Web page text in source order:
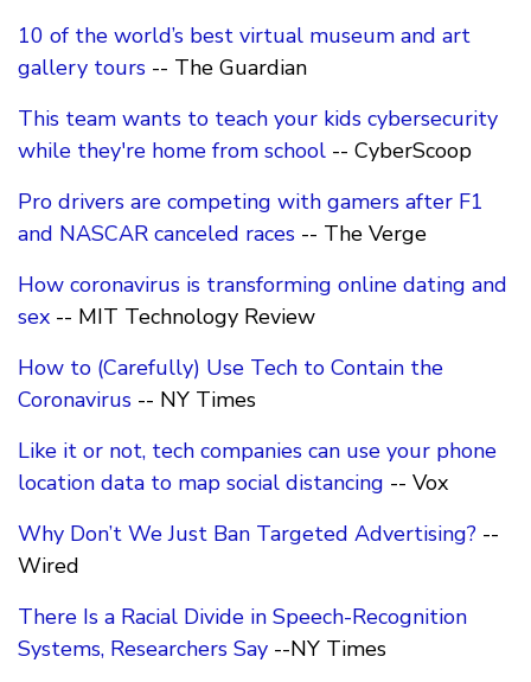
10 of the world’s best virtual museum and art
gallery tours -- The Guardian
This team wants to teach your kids cybersecurity
while they're home from school -- CyberScoop
Pro drivers are competing with gamers after F1
and NASCAR canceled races -- The Verge
How coronavirus is transforming online dating and
sex -- MIT Technology Review
How to (Carefully) Use Tech to Contain the
Coronavirus -- NY Times
Like it or not, tech companies can use your phone
location data to map social distancing -- Vox
Why Don’t We Just Ban Targeted Advertising? --
Wired
There Is a Racial Divide in Speech-Recognition
Systems, Researchers Say --NY Times